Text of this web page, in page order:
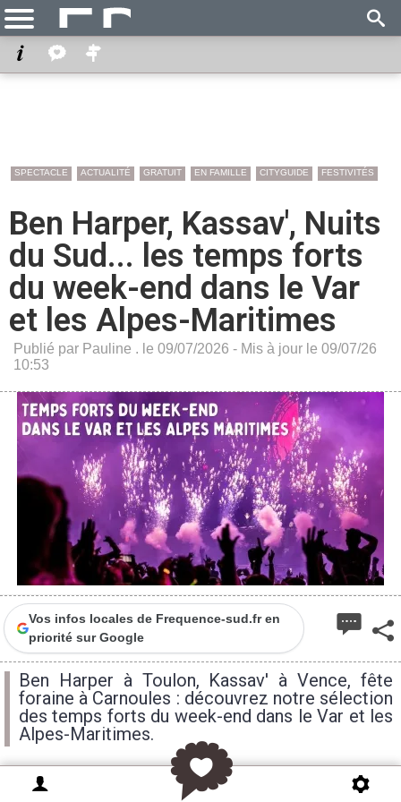
SPECTACLE ACTUALITÉ GRATUIT EN FAMILLE CITYGUIDE FESTIVITÉS
Ben Harper, Kassav', Nuits
du Sud... les temps forts
du week-end dans le Var
et les Alpes-Maritimes
Publié par Pauline . le 09/07/2026 - Mis à jour le 09/07/26
10:53
Vos infos locales de Frequence-sud.fr en
priorité sur Google
Ben Harper à Toulon, Kassav' à Vence, fête
foraine à Carnoules : découvrez notre sélection
des temps forts du week-end dans le Var et les
Alpes-Maritimes.
Ouverture de festival au Zénith, tête d'affiche